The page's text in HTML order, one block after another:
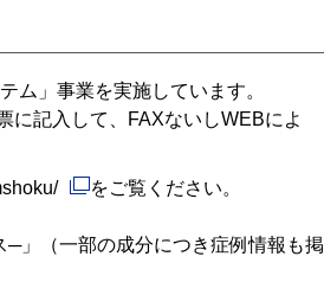
ム」事業を実施しています。
に記入して、FAXないしWEBによ
をご覧ください。
」（一部の成分につき症例情報も掲